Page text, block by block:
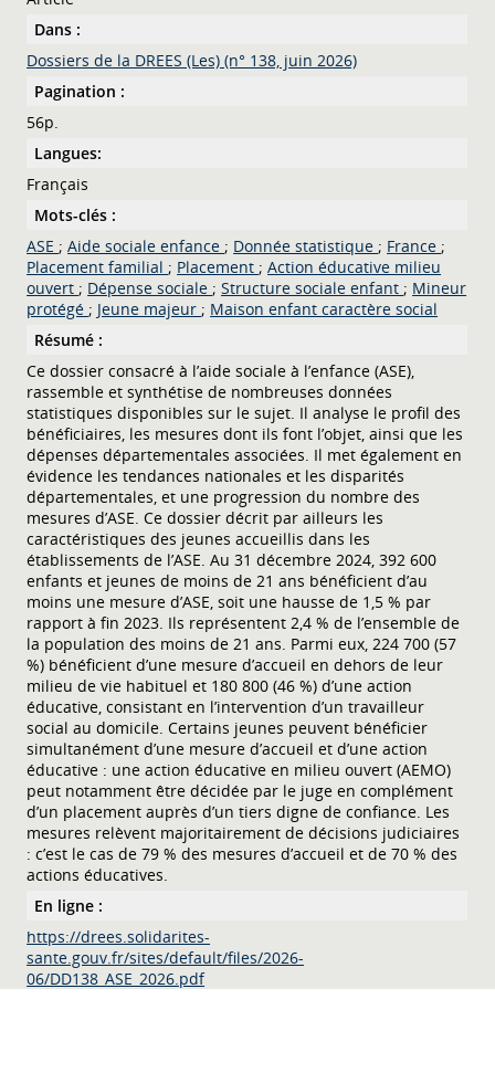
Dans :
Dossiers de la DREES (Les) (n° 138, juin 2026)
Pagination :
56p.
Langues:
Français
Mots-clés :
ASE ; Aide sociale enfance ; Donnée statistique ; France ;
Placement familial ; Placement ; Action éducative milieu
ouvert ; Dépense sociale ; Structure sociale enfant ; Mineur
protégé ; Jeune majeur ; Maison enfant caractère social
Résumé :
Ce dossier consacré à l’aide sociale à l’enfance (ASE),
rassemble et synthétise de nombreuses données
statistiques disponibles sur le sujet. Il analyse le profil des
bénéficiaires, les mesures dont ils font l’objet, ainsi que les
dépenses départementales associées. Il met également en
évidence les tendances nationales et les disparités
départementales, et une progression du nombre des
mesures d’ASE. Ce dossier décrit par ailleurs les
caractéristiques des jeunes accueillis dans les
établissements de l’ASE. Au 31 décembre 2024, 392 600
enfants et jeunes de moins de 21 ans bénéficient d’au
moins une mesure d’ASE, soit une hausse de 1,5 % par
rapport à fin 2023. Ils représentent 2,4 % de l’ensemble de
la population des moins de 21 ans. Parmi eux, 224 700 (57
%) bénéficient d’une mesure d’accueil en dehors de leur
milieu de vie habituel et 180 800 (46 %) d’une action
éducative, consistant en l’intervention d’un travailleur
social au domicile. Certains jeunes peuvent bénéficier
simultanément d’une mesure d’accueil et d’une action
éducative : une action éducative en milieu ouvert (AEMO)
peut notamment être décidée par le juge en complément
d’un placement auprès d’un tiers digne de confiance. Les
mesures relèvent majoritairement de décisions judiciaires
: c’est le cas de 79 % des mesures d’accueil et de 70 % des
actions éducatives.
En ligne :
https://drees.solidarites-
sante.gouv.fr/sites/default/files/2026-
06/DD138_ASE_2026.pdf